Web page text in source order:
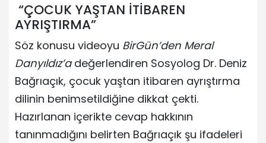
“ÇOCUK YAŞTAN İTİBAREN
AYRIŞTIRMA”
Söz konusu videoyu BirGün’den Meral
Danyıldız’adeğerlendiren Sosyolog Dr. Deniz
Bağrıaçık, çocuk yaştan itibaren ayrıştırma
dilinin benimsetildiğine dikkat çekti.
Hazırlanan içerikte cevap hakkının
tanınmadığını belirten Bağrıaçık şu ifadeleri